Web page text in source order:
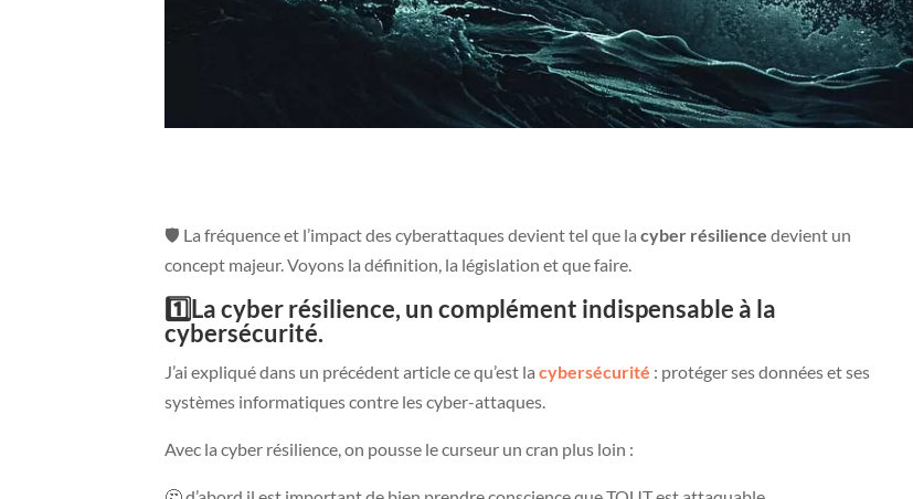
🛡️ La fréquence et l’impact des cyberattaques devient tel que lacyber résilience devient un
concept majeur. Voyons la définition, la législation et que faire.
1️⃣La cyber résilience, un complément indispensable à la
cybersécurité.
J’ai expliqué dans un précédent article ce qu’est lacybersécurité : protéger ses données et ses
systèmes informatiques contre les cyber-attaques.
Avec la cyber résilience, on pousse le curseur un cran plus loin :